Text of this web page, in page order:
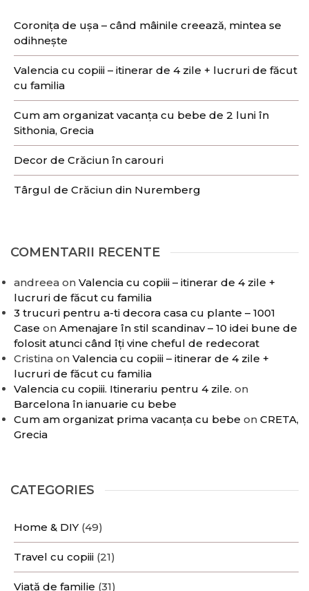
Coronița de ușa – când mâinile creează, mintea se
odihnește
Valencia cu copiii – itinerar de 4 zile + lucruri de făcut
cu familia
Cum am organizat vacanța cu bebe de 2 luni în
Sithonia, Grecia
Decor de Crăciun în carouri
Târgul de Crăciun din Nuremberg
COMENTARII RECENTE
andreea on Valencia cu copiii – itinerar de 4 zile +
lucruri de făcut cu familia
3 trucuri pentru a-ti decora casa cu plante – 1001
Case on Amenajare în stil scandinav – 10 idei bune de
folosit atunci când îți vine cheful de redecorat
Cristina on Valencia cu copiii – itinerar de 4 zile +
lucruri de făcut cu familia
Valencia cu copiii. Itinerariu pentru 4 zile. on
Barcelona în ianuarie cu bebe
Cum am organizat prima vacanța cu bebe on CRETA,
Grecia
CATEGORIES
Home & DIY (49)
Travel cu copiii (21)
Viață de familie (31)